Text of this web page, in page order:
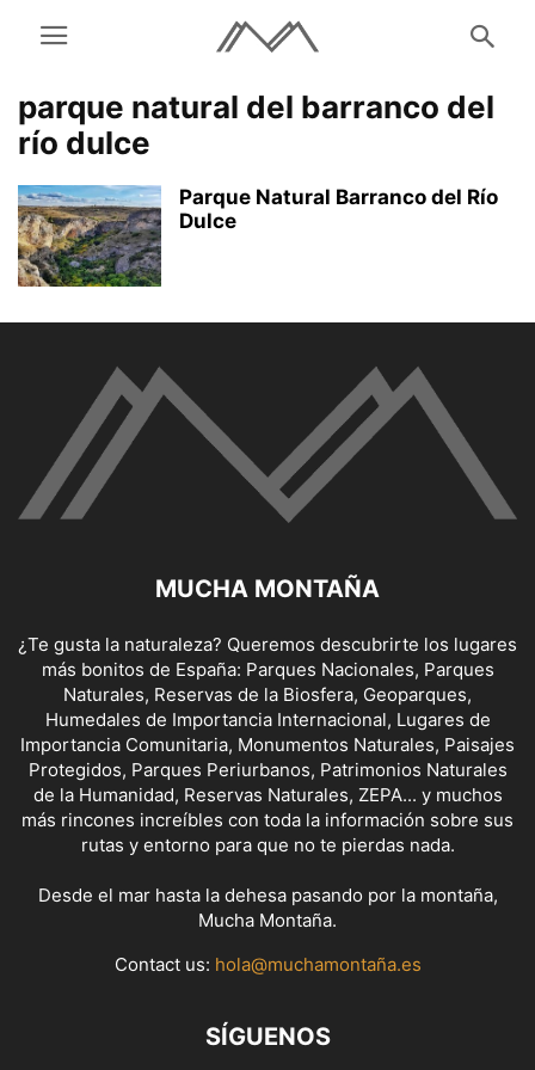
parque natural del barranco del
río dulce
Parque Natural Barranco del Río
Dulce
MUCHA MONTAÑA
¿Te gusta la naturaleza? Queremos descubrirte los lugares
más bonitos de España: Parques Nacionales, Parques
Naturales, Reservas de la Biosfera, Geoparques,
Humedales de Importancia Internacional, Lugares de
Importancia Comunitaria, Monumentos Naturales, Paisajes
Protegidos, Parques Periurbanos, Patrimonios Naturales
de la Humanidad, Reservas Naturales, ZEPA... y muchos
más rincones increíbles con toda la información sobre sus
rutas y entorno para que no te pierdas nada.
Desde el mar hasta la dehesa pasando por la montaña,
Mucha Montaña.
Contact us: hola@muchamontaña.es
SÍGUENOS